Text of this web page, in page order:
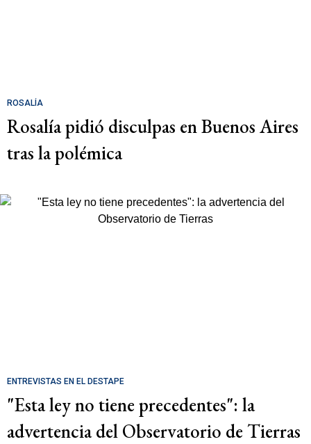
ROSALÍA
Rosalía pidió disculpas en Buenos Aires
tras la polémica
ENTREVISTAS EN EL DESTAPE
"Esta ley no tiene precedentes": la
advertencia del Observatorio de Tierras